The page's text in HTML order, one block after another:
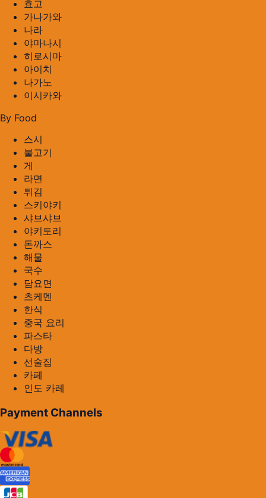
효고
가나가와
나라
야마나시
히로시마
아이치
나가노
이시카와
By Food
스시
불고기
게
라면
튀김
스키야키
샤브샤브
야키토리
돈까스
해물
국수
담요면
츠케멘
한식
중국 요리
파스타
다방
선술집
카페
인도 카레
Payment Channels